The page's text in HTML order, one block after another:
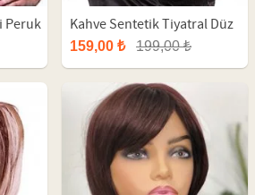
Peruk
Kahve Sentetik Tiyatral Düz
Uzun Peruk
159,00 ₺ 199,00 ₺